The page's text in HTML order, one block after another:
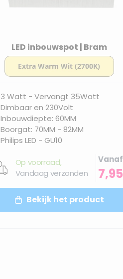
LED inbouwspot | Bram
3 Watt - Vervangt 35Watt
Dimbaar en 230Volt
Inbouwdiepte: 60MM
Boorgat: 70MM - 82MM
Philips LED - GU10
Op voorraad,
Vandaag verzonden
Vanaf
7,95
Bekijk het product